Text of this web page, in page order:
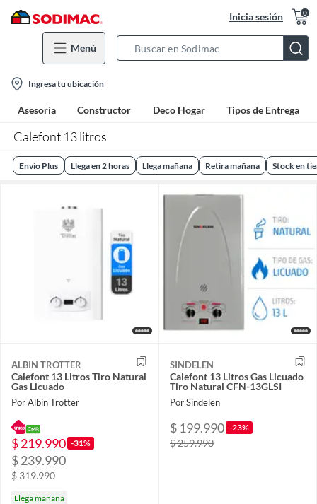
Inicia sesión 0
Menú
Bar
location-
icon
Ingresa tu ubicación
Asesoría Constructor Deco Hogar Tipos de Entrega
Calefont 13 litros
Envio Plus Llega en 2 horas Llega mañana Retira mañana Stock en
ALBIN TROTTER
Calefont 13 Litros Tiro Natural
Gas Licuado
Por Albin Trotter
$ 219.990 -31%
$ 239.990
$ 319.990
Llega mañana
SINDELEN
Calefont 13 Litros Gas Licuado
Tiro Natural CFN-13GLSI
Por Sindelen
$ 199.990 -23%
$ 259.990